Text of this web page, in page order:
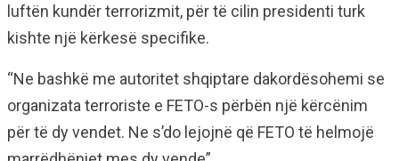
luftën kundër terrorizmit, për të cilin presidenti turk
kishte një kërkesë specifike.
“Ne bashkë me autoritet shqiptare dakordësohemi se
organizata terroriste e FETO-s përbën një kërcënim
për të dy vendet. Ne s’do lejojnë që FETO të helmojë